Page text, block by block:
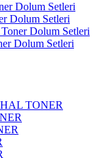
Dolum Setleri
Dolum Setleri
Dolum Setleri
Dolum Setleri
TONER